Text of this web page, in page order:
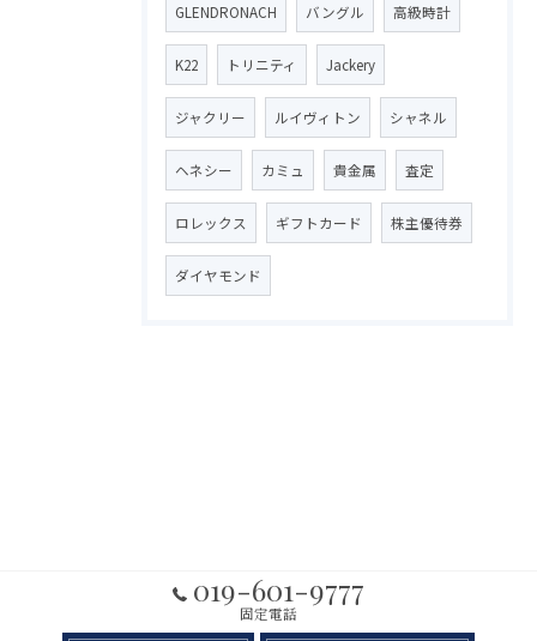
GLENDRONACH バングル 高級時計
K22 トリニティ Jackery
ジャクリー ルイヴィトン シャネル
ヘネシー カミュ 貴金属 査定
ロレックス ギフトカード 株主優待券
ダイヤモンド
019-601-9777
固定電話